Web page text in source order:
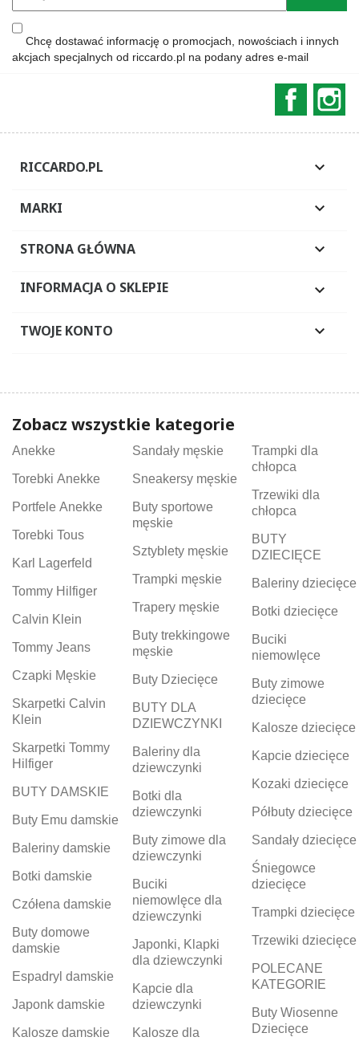
Chcę dostawać informację o promocjach, nowościach i innych
akcjach specjalnych od riccardo.pl na podany adres e-mail
RICCARDO.PL 
MARKI 
STRONA GŁÓWNA 
INFORMACJA O SKLEPIE 
TWOJE KONTO 
Zobacz wszystkie kategorie
Anekke
Torebki Anekke
Portfele Anekke
Torebki Tous
Karl Lagerfeld
Tommy Hilfiger
Calvin Klein
Tommy Jeans
Czapki Męskie
Skarpetki Calvin
Klein
Skarpetki Tommy
Hilfiger
BUTY DAMSKIE
Buty Emu damskie
Baleriny damskie
Botki damskie
Czółena damskie
Buty domowe
damskie
Espadryl damskie
Japonk damskie
Kalosze damskie
Sandały męskie
Sneakersy męskie
Buty sportowe
męskie
Sztyblety męskie
Trampki męskie
Trapery męskie
Buty trekkingowe
męskie
Buty Dziecięce
BUTY DLA
DZIEWCZYNKI
Baleriny dla
dziewczynki
Botki dla
dziewczynki
Buty zimowe dla
dziewczynki
Buciki
niemowlęce dla
dziewczynki
Japonki, Klapki
dla dziewczynki
Kapcie dla
dziewczynki
Kalosze dla
Trampki dla
chłopca
Trzewiki dla
chłopca
BUTY
DZIECIĘCE
Baleriny dziecięce
Botki dziecięce
Buciki
niemowlęce
Buty zimowe
dziecięce
Kalosze dziecięce
Kapcie dziecięce
Kozaki dziecięce
Półbuty dziecięce
Sandały dziecięce
Śniegowce
dziecięce
Trampki dziecięce
Trzewiki dziecięce
POLECANE
KATEGORIE
Buty Wiosenne
Dziecięce